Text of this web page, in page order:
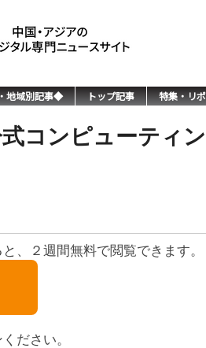
地域別記事◆ トップ記事 特集・リ
コンピューティ
、２週間無料で閲覧できます。
ださい。